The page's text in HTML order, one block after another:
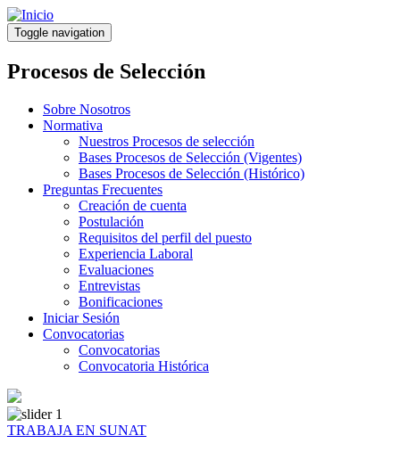
Pasar
al
contenido
principal
Toggle navigation
Procesos de Selección
Sobre Nosotros
Normativa
Nuestros Procesos de selección
Bases Procesos de Selección (Vigentes)
Bases Procesos de Selección (Histórico)
Preguntas Frecuentes
Creación de cuenta
Postulación
Requisitos del perfil del puesto
Experiencia Laboral
Evaluaciones
Entrevistas
Bonificaciones
Iniciar Sesión
Convocatorias
Convocatorias
Convocatoria Histórica
TRABAJA EN SUNAT